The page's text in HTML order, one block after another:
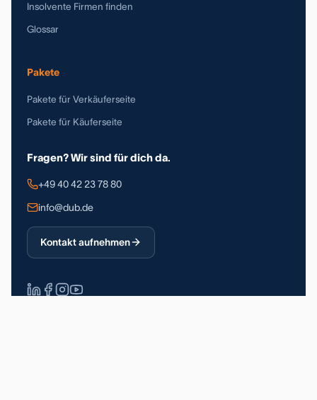
Insolvente Firmen finden
Glossar
Pakete
Pakete für Verkäuferseite
Pakete für Käuferseite
Fragen? Wir sind für dich da.
+49 40 42 23 78 80
info@dub.de
Kontakt aufnehmen